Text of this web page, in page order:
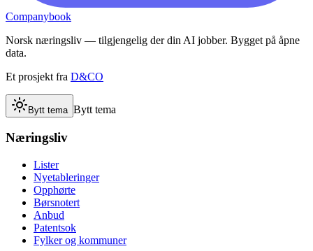
Companybook
Norsk næringsliv — tilgjengelig der din AI jobber. Bygget på åpne
data.
Et prosjekt fra D&CO
Bytt tema Bytt tema
Næringsliv
Lister
Nyetableringer
Opphørte
Børsnotert
Anbud
Patentsok
Fylker og kommuner